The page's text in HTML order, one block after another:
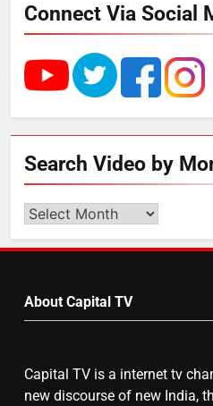
राम की
का स्वागत
उत्तर
बढ़ा
8
Connect Via Social
Search Video by
Search
by
About Capital TV
Capital TV is a internet tv
new discourse of new India,